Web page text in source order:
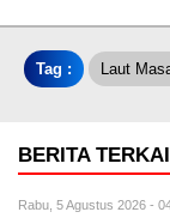
Tag : Laut
BERITA
Rabu, 5 Agustus 2026 -